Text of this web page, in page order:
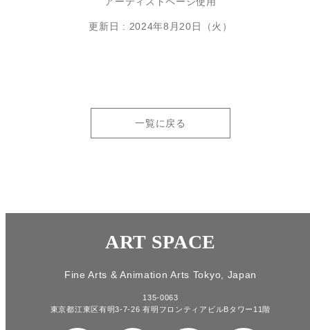
更新日 : 2024年8月20日（火）
一覧に戻る
ART SPACE
Fine Arts & Animation Arts Tokyo, Japan
135-0063
東京都江東区有明3-7-26 有明フロンティアビルBタワー11階